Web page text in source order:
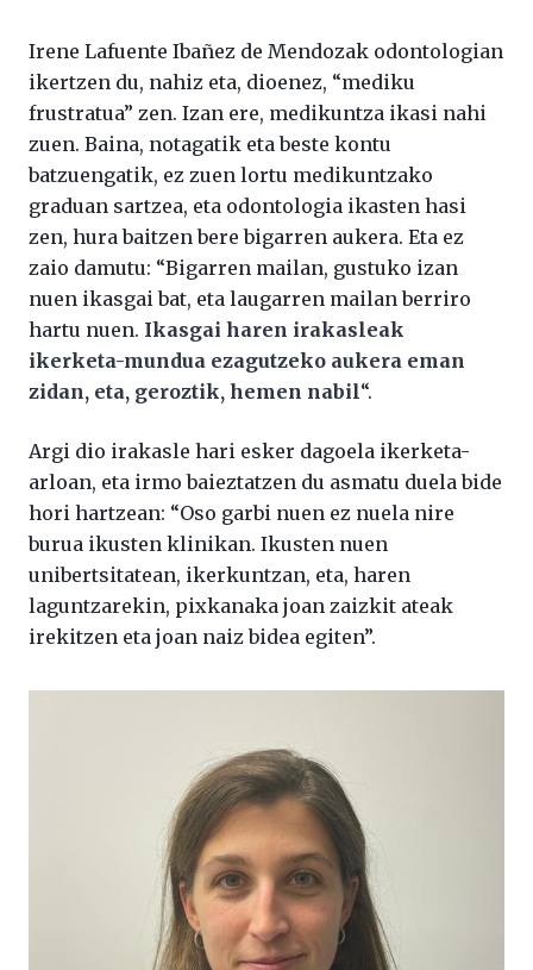
Irene Lafuente Ibañez de Mendozak odontologian
ikertzen du, nahiz eta, dioenez, “mediku
frustratua” zen. Izan ere, medikuntza ikasi nahi
zuen. Baina, notagatik eta beste kontu
batzuengatik, ez zuen lortu medikuntzako
graduan sartzea, eta odontologia ikasten hasi
zen, hura baitzen bere bigarren aukera. Eta ez
zaio damutu: “Bigarren mailan, gustuko izan
nuen ikasgai bat, eta laugarren mailan berriro
hartu nuen. Ikasgai haren irakasleak
ikerketa-mundua ezagutzeko aukera eman
zidan, eta, geroztik, hemen nabil“.
Argi dio irakasle hari esker dagoela ikerketa-
arloan, eta irmo baieztatzen du asmatu duela bide
hori hartzean: “Oso garbi nuen ez nuela nire
burua ikusten klinikan. Ikusten nuen
unibertsitatean, ikerkuntzan, eta, haren
laguntzarekin, pixkanaka joan zaizkit ateak
irekitzen eta joan naiz bidea egiten”.